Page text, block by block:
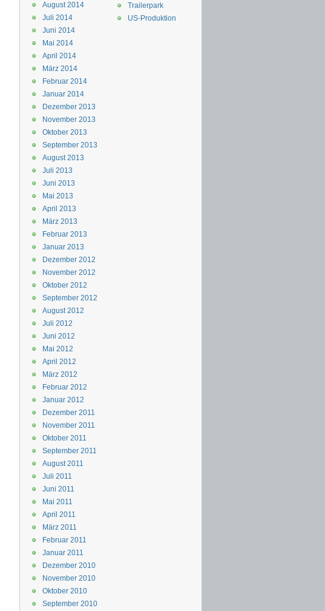
Trailerpark
US-Produktion
August 2014
Juli 2014
Juni 2014
Mai 2014
April 2014
März 2014
Februar 2014
Januar 2014
Dezember 2013
November 2013
Oktober 2013
September 2013
August 2013
Juli 2013
Juni 2013
Mai 2013
April 2013
März 2013
Februar 2013
Januar 2013
Dezember 2012
November 2012
Oktober 2012
September 2012
August 2012
Juli 2012
Juni 2012
Mai 2012
April 2012
März 2012
Februar 2012
Januar 2012
Dezember 2011
November 2011
Oktober 2011
September 2011
August 2011
Juli 2011
Juni 2011
Mai 2011
April 2011
März 2011
Februar 2011
Januar 2011
Dezember 2010
November 2010
Oktober 2010
September 2010